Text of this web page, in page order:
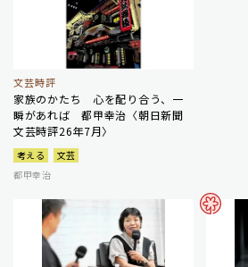
文芸時評
家族のかたち 心を配り合う、一
瞬があれば 都甲幸治〈朝日新聞
文芸時評26年7月〉
考える
文芸
都甲幸治